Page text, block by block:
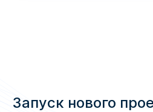
Запуск нового